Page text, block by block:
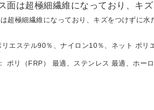
面は超極細繊維になっており、キ
超極細繊維になっており、キズをつけずに水
エステル90％、ナイロン10％、ネット ポ
ポリ（FRP） 最適、ステンレス 最適、ホー